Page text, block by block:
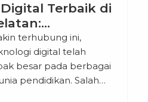
Terbaik di
Kualitas
di Era
terhubung ini,
digital telah
besar pada berbagai
pendidikan. Salah
pesat adalah